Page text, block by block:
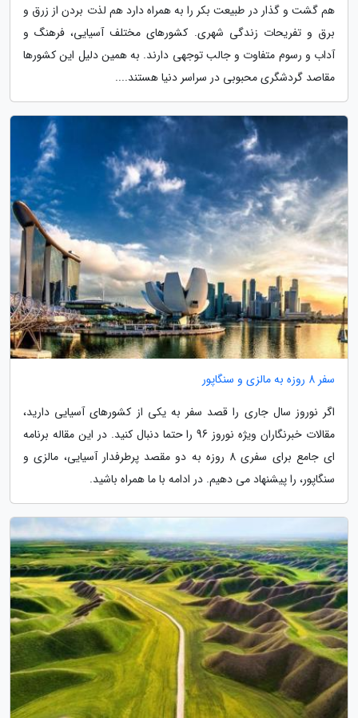
هم گشت و گذار در طبیعت بکر را به همراه دارد هم لذت بردن از زرق و
برق و تفریحات زندگی شهری. کشورهای مختلف آسیایی، فرهنگ و
آداب و رسوم متفاوت و جالب توجهی دارند. به همین دلیل این کشورها
مقاصد گردشگری محبوبی در سراسر دنیا هستند....
سفر 8 روزه به مالزی و سنگاپور
اگر نوروز سال جاری را قصد سفر به یکی از کشورهای آسیایی دارید،
مقالات خبرنگاران ویژه نوروز 96 را حتما دنبال کنید. در این مقاله برنامه
ای جامع برای سفری 8 روزه به دو مقصد پرطرفدار آسیایی، مالزی و
سنگاپور، را پیشنهاد می دهیم. در ادامه با ما همراه باشید.